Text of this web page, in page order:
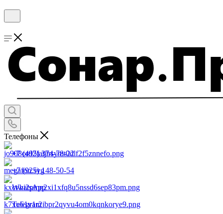
Телефоны
+7 (495) 374-78-22
+7 (925) 148-50-54
WhatsApp
Telegram